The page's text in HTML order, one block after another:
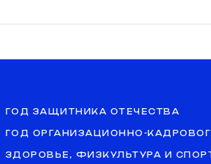
ГОД ЗАЩИТНИКА ОТЕЧЕСТВА
ГОД ОРГАНИЗАЦИОННО-
ЗДОРОВЬЕ, ФИЗКУЛЬТУРА И